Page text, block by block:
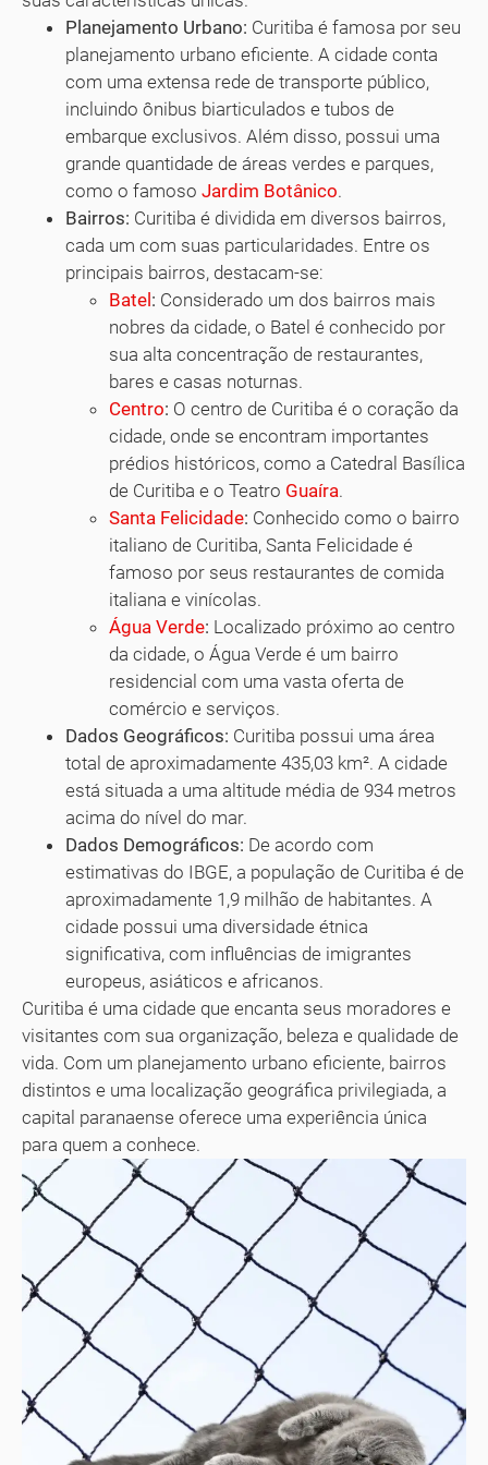
Planejamento Urbano: Curitiba é famosa por seu
planejamento urbano eficiente. A cidade conta
com uma extensa rede de transporte público,
incluindo ônibus biarticulados e tubos de
embarque exclusivos. Além disso, possui uma
grande quantidade de áreas verdes e parques,
como o famoso Jardim Botânico.
Bairros: Curitiba é dividida em diversos bairros,
cada um com suas particularidades. Entre os
principais bairros, destacam-se:
Batel : Considerado um dos bairros mais
nobres da cidade, o Batel é conhecido por
sua alta concentração de restaurantes,
bares e casas noturnas.
Centro: O centro de Curitiba é o coração da
cidade, onde se encontram importantes
prédios históricos, como a Catedral Basílica
de Curitiba e o Teatro Guaíra.
Santa Felicidade: Conhecido como o bairro
italiano de Curitiba, Santa Felicidade é
famoso por seus restaurantes de comida
italiana e vinícolas.
Água Verde: Localizado próximo ao centro
da cidade, o Água Verde é um bairro
residencial com uma vasta oferta de
comércio e serviços.
Dados Geográficos: Curitiba possui uma área
total de aproximadamente 435,03 km². A cidade
está situada a uma altitude média de 934 metros
acima do nível do mar.
Dados Demográficos: De acordo com
estimativas do IBGE, a população de Curitiba é de
aproximadamente 1,9 milhão de habitantes. A
cidade possui uma diversidade étnica
significativa, com influências de imigrantes
europeus, asiáticos e africanos.
Curitiba é uma cidade que encanta seus moradores e
visitantes com sua organização, beleza e qualidade de
vida. Com um planejamento urbano eficiente, bairros
distintos e uma localização geográfica privilegiada, a
capital paranaense oferece uma experiência única
para quem a conhece.